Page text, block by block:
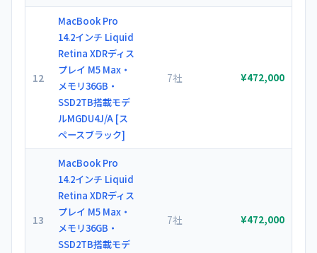
12
MacBook Pro
14.2インチ Liquid
Retina XDRディス
プレイ M5 Max・
メモリ36GB・
SSD2TB搭載モデ
ルMGDU4J/A [ス
ペースブラック]
7社 ¥472,000
13
MacBook Pro
14.2インチ Liquid
Retina XDRディス
プレイ M5 Max・
メモリ36GB・
SSD2TB搭載モデ
7社 ¥472,000